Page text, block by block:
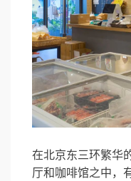
在北京东三环繁华
厅和咖啡馆之中，